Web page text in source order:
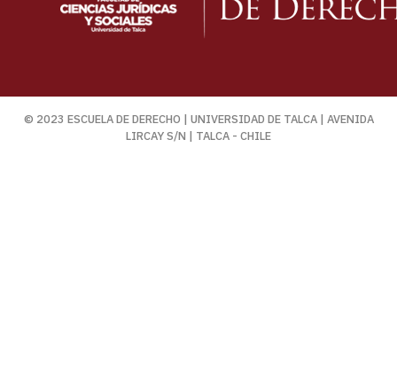
© 2023 ESCUELA DE DERECHO | UNIVERSIDAD DE TALCA | AVENIDA
LIRCAY S/N | TALCA - CHILE